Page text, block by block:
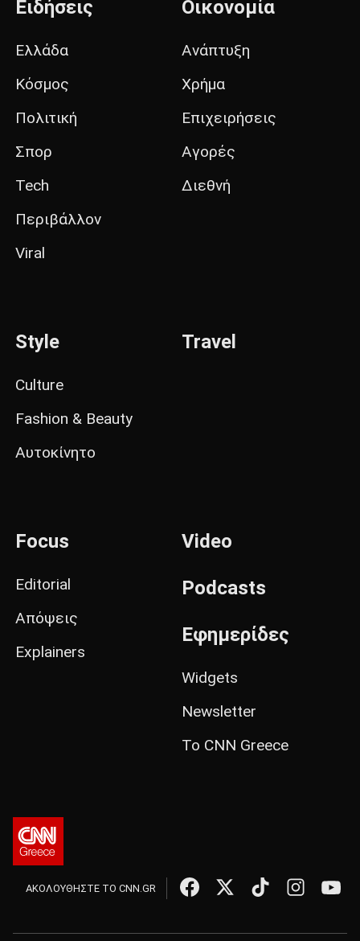
Ειδήσεις
Ελλάδα
Κόσμος
Πολιτική
Σπορ
Tech
Περιβάλλον
Viral
Οικονομία
Ανάπτυξη
Χρήμα
Επιχειρήσεις
Αγορές
Διεθνή
Style
Culture
Fashion & Beauty
Αυτοκίνητο
Travel
Focus
Editorial
Απόψεις
Explainers
Video
Podcasts
Εφημερίδες
Widgets
Newsletter
Το CNN Greece
ΑΚΟΛΟΥΘΗΣΤΕ ΤΟ CNN.GR